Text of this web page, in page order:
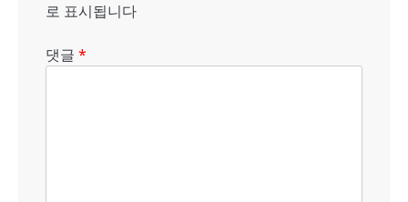
로 표시됩니다
댓글 *